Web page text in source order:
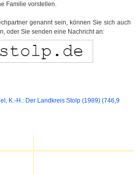
Familie vorstellen.
genannt sein, können Sie sich auch
oder Sie senden eine Nachricht an:
K.-H.: Der Landkreis Stolp (1989) (746,9